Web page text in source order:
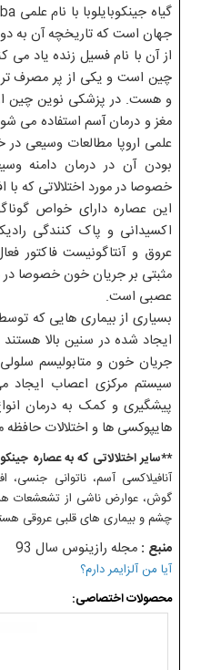
گیاه جینکوبایلوبا با نام علمی
جهان است که تاریخچه آن به
از آن با نام فسیل زنده یاد
چین است و یکی از پر مصرف
و هست. در پزشکی نوین چین از
علمی اروپا مطالعات وسیعی
بودن آن در درمان دامنه
خصوصا در مورد اختلالاتی که
این عصاره دارای خواص
اکسیدانی و پاک کنندگی
عروق و آنتاگونیست فاکتور
مثبتی بر جریان خون خصوصا در
عصبی است.
بسیاری از بیماری هایی که
ایجاد شده در سنین بالا
جریان خون و متابولیسم
سیستم مرکزی اعصاب ایجاد می
پیشگیری و کمک به درمان
هایپوکسی ها و اختلالات
**سایر اختلالاتی که به عصاره
آنافیلاکسی آسم، ناتوانی جنسی،
گوش، عوارض ناشی از تشعشعات
چشم و بیماری های قلبی عروقی
منبع : مجله رازینوس سال 93
آیا من آلزایمر دارم؟
محصولات اختصاصی: